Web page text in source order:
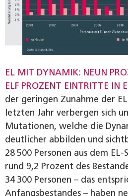
EL MIT DYNAMIK: NEUN
ELF PROZENT EINTRITTE IN
der geringen Zunahme der
letzten Jahr verbergen sich
Mutationen, welche die
deutlicher abbilden und
28 500 Personen aus dem
rund 9,2 Prozent des
34 300 Personen – das
Anfangsbestandes – haben